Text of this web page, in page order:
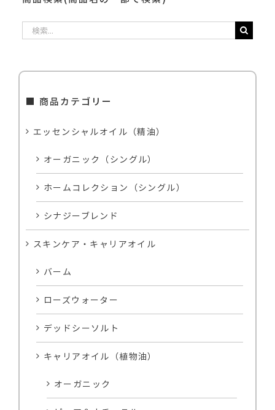
索
■ 商品カテゴリー
エッセンシャルオイル（精油）
オーガニック（シングル）
ホームコレクション（シングル）
シナジーブレンド
スキンケア・キャリアオイル
バーム
ローズウォーター
デッドシーソルト
キャリアオイル（植物油）
オーガニック